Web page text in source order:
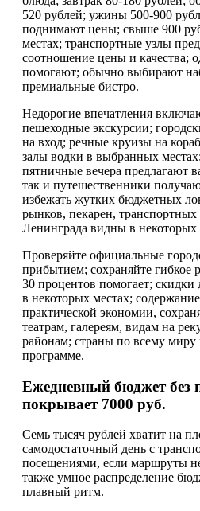
520 рублей; ужины 500-900
поднимают цены; свыше 900
местах; транспортные узлы
соотношение цены и качества;
помогают; обычно выбирают
премиальные бистро.
Недорогие впечатления
пешеходные экскурсии;
на вход; речные круизы на
залы водки в выбранных
пятничные вечера предлагают
так и путешественники
избежать жутких бюджетных
рынков, пекарен, транспортных
Ленинграда видны в некоторых
Проверяйте официальные
прибытием; сохраняйте гибкое
30 процентов помогает; скидки
в некоторых местах;
практической экономии,
театрам, галереям, видам на
районам; страны по всему миру
программе.
Ежедневный бюджет без
покрывает 7000 руб.
Семь тысяч рублей хватит на
самодостаточный день с
посещениями, если маршруты
также умное распределение
плавный ритм.